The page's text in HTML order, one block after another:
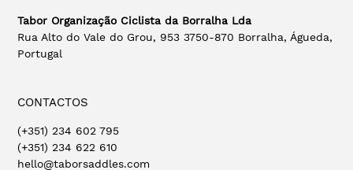
Tabor Organização Ciclista da Borralha Lda
Rua Alto do Vale do Grou, 953 3750-870 Borralha, Águeda,
Portugal
CONTACTOS
(+351) 234 602 795
(+351) 234 622 610
hello@taborsaddles.com